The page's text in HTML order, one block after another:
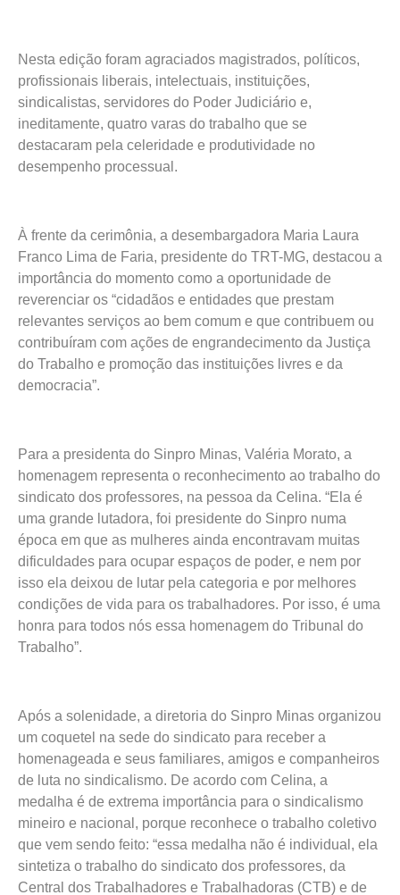
Nesta edição foram agraciados magistrados, políticos,
profissionais liberais, intelectuais, instituições,
sindicalistas, servidores do Poder Judiciário e,
ineditamente, quatro varas do trabalho que se
destacaram pela celeridade e produtividade no
desempenho processual.
À frente da cerimônia, a desembargadora Maria Laura
Franco Lima de Faria, presidente do TRT-MG, destacou a
importância do momento como a oportunidade de
reverenciar os “cidadãos e entidades que prestam
relevantes serviços ao bem comum e que contribuem ou
contribuíram com ações de engrandecimento da Justiça
do Trabalho e promoção das instituições livres e da
democracia”.
Para a presidenta do Sinpro Minas, Valéria Morato, a
homenagem representa o reconhecimento ao trabalho do
sindicato dos professores, na pessoa da Celina. “Ela é
uma grande lutadora, foi presidente do Sinpro numa
época em que as mulheres ainda encontravam muitas
dificuldades para ocupar espaços de poder, e nem por
isso ela deixou de lutar pela categoria e por melhores
condições de vida para os trabalhadores. Por isso, é uma
honra para todos nós essa homenagem do Tribunal do
Trabalho”.
Após a solenidade, a diretoria do Sinpro Minas organizou
um coquetel na sede do sindicato para receber a
homenageada e seus familiares, amigos e companheiros
de luta no sindicalismo. De acordo com Celina, a
medalha é de extrema importância para o sindicalismo
mineiro e nacional, porque reconhece o trabalho coletivo
que vem sendo feito: “essa medalha não é individual, ela
sintetiza o trabalho do sindicato dos professores, da
Central dos Trabalhadores e Trabalhadoras (CTB) e de